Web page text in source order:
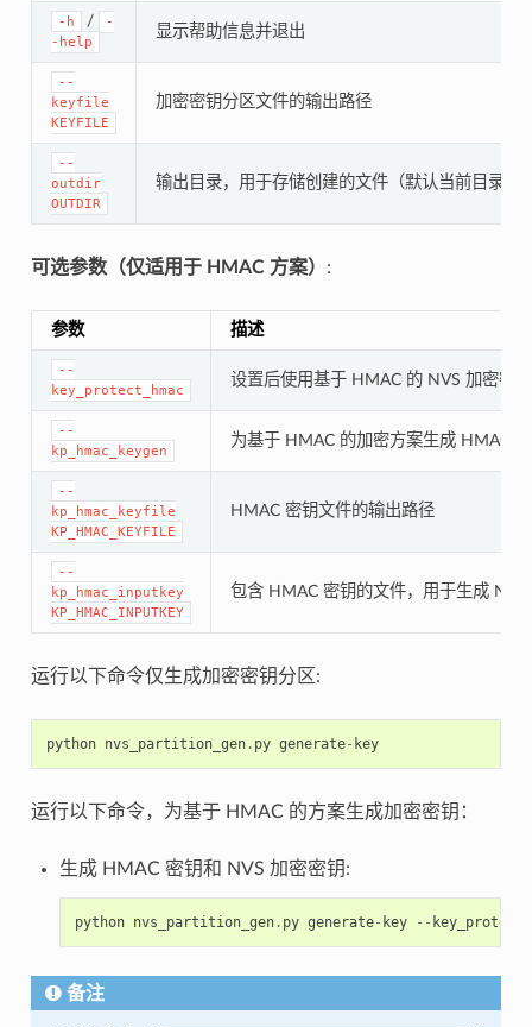
-h /
-
-help
显示帮助信息并退出
--
keyfile
KEYFILE
加密密钥分区文件的输出路径
--
outdir
OUTDIR
输出目录，用于存储创建的文件（默认当前目录）
可选参数（仅适用于 HMAC 方案） :
参数 描述
--
key_protect_hmac
设置后使用基于 HMAC 的 NVS 加密密
--
kp_hmac_keygen
为基于 HMAC 的加密方案生成 HMAC
--
kp_hmac_keyfile
KP_HMAC_KEYFILE
HMAC 密钥文件的输出路径
--
kp_hmac_inputkey
KP_HMAC_INPUTKEY
包含 HMAC 密钥的文件，用于生成 NVS
运行以下命令仅生成加密密钥分区:
python nvs_partition_gen. py generate- key
运行以下命令，为基于 HMAC 的方案生成加密密钥：
生成 HMAC 密钥和 NVS 加密密钥:
python nvs_partition_gen. py generate- key --
备注